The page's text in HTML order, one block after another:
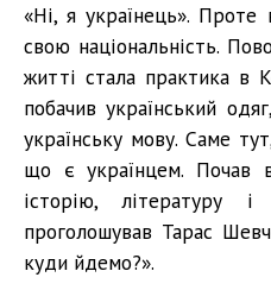
«Ні, я українець».
свою національність.
житті стала практика в
побачив український
українську мову. Саме
що є українцем. Почав
історію, літературу
проголошував Тарас
куди йдемо?».